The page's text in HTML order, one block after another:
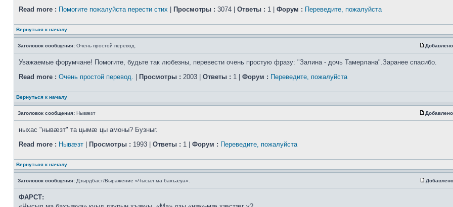
Read more : Помогите пожалуйста перести стих Просмотры : 3074 | Ответы : 1 | Форум : Переведите, пожалуйста
Вернуться к началу
Заголовок сообщения: Очень простой перевод.
Уважаемые форумчане! Помогите, будьте так любезны, перевести очень простую фразу: "Залина - дочь Тамерлана".Заранее спасибо.
Read more : Очень простой перевод. Просмотры : 2003 | Ответы : 1 | Форум : Переведите, пожалуйста
Вернуться к началу
Заголовок сообщения: Нывæзт
ныхас "нывæзт" та цымæ цы амоны? Бузныг.
Read more : Нывæзт Просмотры : 1993 | Ответы : 1 | Форум : Переведите, пожалуйста
Вернуться к началу
Заголовок сообщения: Дзырдбаст/Выражение «Чысыл ма бахъæуа».
ФАРСТ: